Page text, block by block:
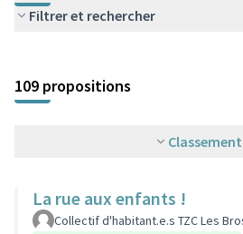
Filtrer et rechercher
+
−
109 propositions
La rue aux enfants !
Collectif d'habitant.e.s TZC Les